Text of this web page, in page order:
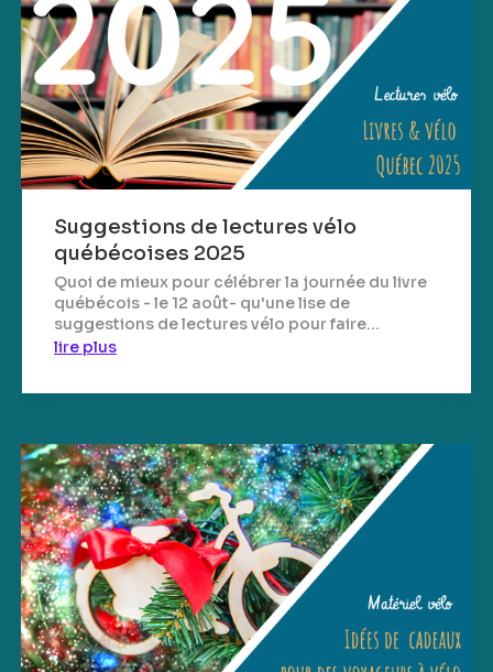
Suggestions de lectures vélo
québécoises 2025
Quoi de mieux pour célébrer la journée du livre
québécois - le 12 août- qu'une lise de
suggestions de lectures vélo pour faire...
lire plus